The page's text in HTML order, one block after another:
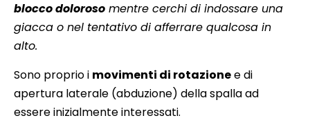
blocco doloroso mentre cerchi di indossare una
giacca o nel tentativo di afferrare qualcosa in
alto.
Sono proprio i movimenti di rotazionee di
apertura laterale (abduzione) della spalla ad
essere inizialmente interessati.